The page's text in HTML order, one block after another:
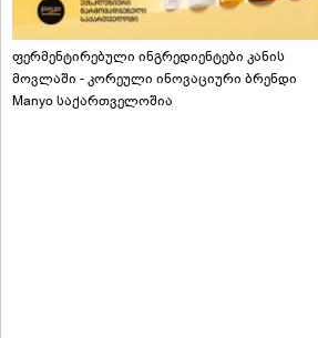
ფერმენტირებული ინგრედიენტები კანის
მოვლაში - კორეული ინოვაციური ბრენდი
Manyo საქართველოშია